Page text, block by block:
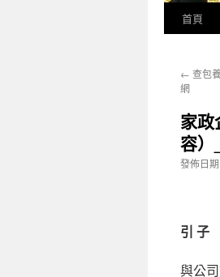
首頁
← 查包
網
家政
容）
發佈日
引 子
與公